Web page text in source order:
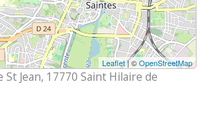
Leaflet| ©OpenStreetMap
:
St Jean, 17770 Saint Hilaire de